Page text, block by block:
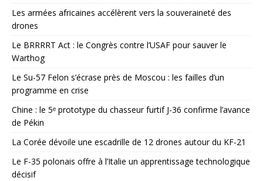
Les armées africaines accélèrent vers la souveraineté des
drones
Le BRRRRT Act : le Congrès contre l’USAF pour sauver le
Warthog
Le Su-57 Felon s’écrase près de Moscou : les failles d’un
programme en crise
Chine : le 5ᵉ prototype du chasseur furtif J-36 confirme l’avance
de Pékin
La Corée dévoile une escadrille de 12 drones autour du KF-21
Le F-35 polonais offre à l’Italie un apprentissage technologique
décisif